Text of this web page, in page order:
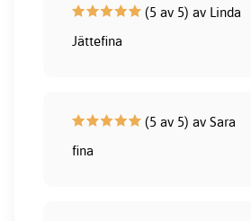
(5 av 5) av Linda
Jättefina
(5 av 5) av Sara
fina